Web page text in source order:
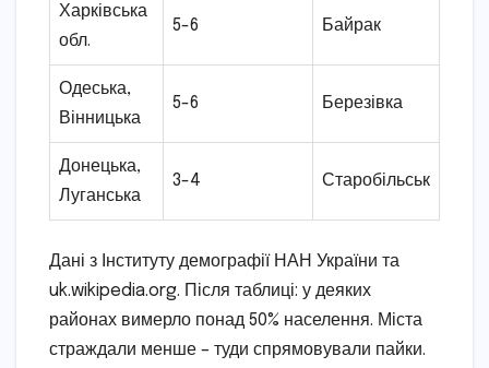
Харківська
обл.
5-6 Байрак
Одеська,
Вінницька
5-6 Березівка
Донецька,
Луганська
3-4 Старобільськ
Дані з Інституту демографії НАН України та
uk.wikipedia.org. Після таблиці: у деяких
районах вимерло понад 50% населення. Міста
страждали менше – туди спрямовували пайки.